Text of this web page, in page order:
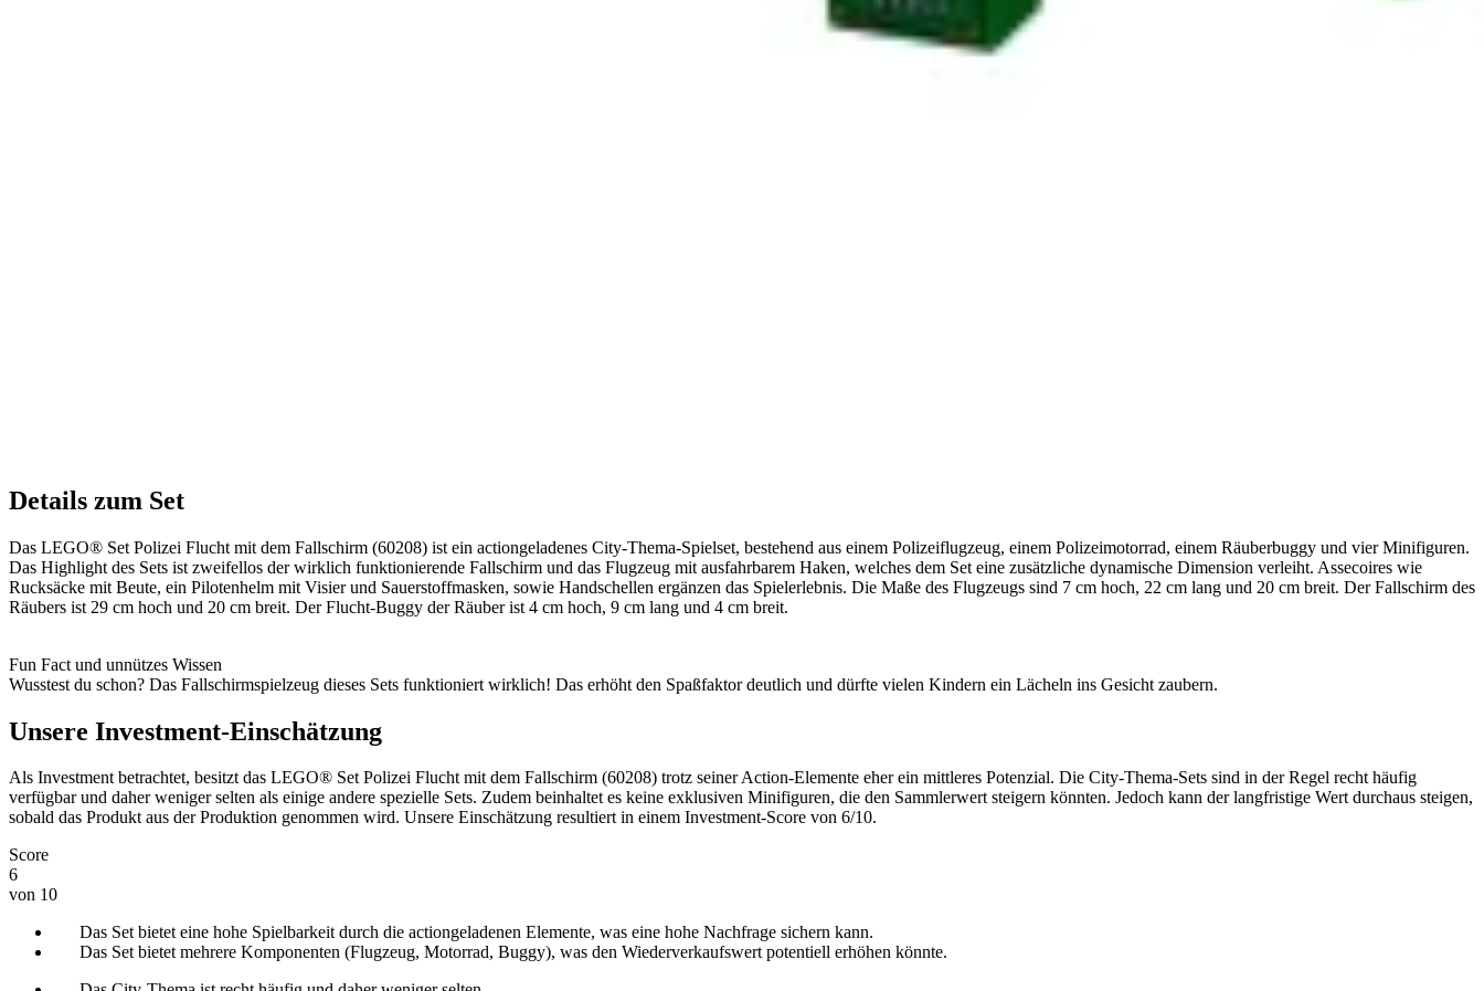
Details zum Set
Das LEGO® Set Polizei Flucht mit dem Fallschirm (60208) ist ein actiongeladenes City-Thema-Spielset, bestehend aus einem Polizeiflugzeug, einem Polizeimotorrad, einem Räuberbuggy und vier Minifiguren.
Das Highlight des Sets ist zweifellos der wirklich funktionierende Fallschirm und das Flugzeug mit ausfahrbarem Haken, welches dem Set eine zusätzliche dynamische Dimension verleiht. Assecoires wie
Rucksäcke mit Beute, ein Pilotenhelm mit Visier und Sauerstoffmasken, sowie Handschellen ergänzen das Spielerlebnis. Die Maße des Flugzeugs sind 7 cm hoch, 22 cm lang und 20 cm breit. Der Fallschirm des
Räubers ist 29 cm hoch und 20 cm breit. Der Flucht-Buggy der Räuber ist 4 cm hoch, 9 cm lang und 4 cm breit.
Fun Fact und unnützes Wissen
Wusstest du schon? Das Fallschirmspielzeug dieses Sets funktioniert wirklich! Das erhöht den Spaßfaktor deutlich und dürfte vielen Kindern ein Lächeln ins Gesicht zaubern.
Unsere Investment-Einschätzung
Als Investment betrachtet, besitzt das LEGO® Set Polizei Flucht mit dem Fallschirm (60208) trotz seiner Action-Elemente eher ein mittleres Potenzial. Die City-Thema-Sets sind in der Regel recht häufig
verfügbar und daher weniger selten als einige andere spezielle Sets. Zudem beinhaltet es keine exklusiven Minifiguren, die den Sammlerwert steigern könnten. Jedoch kann der langfristige Wert durchaus steigen,
sobald das Produkt aus der Produktion genommen wird. Unsere Einschätzung resultiert in einem Investment-Score von 6/10.
Score
6
von 10
Das Set bietet eine hohe Spielbarkeit durch die actiongeladenen Elemente, was eine hohe Nachfrage sichern kann.
Das Set bietet mehrere Komponenten (Flugzeug, Motorrad, Buggy), was den Wiederverkaufswert potentiell erhöhen könnte.